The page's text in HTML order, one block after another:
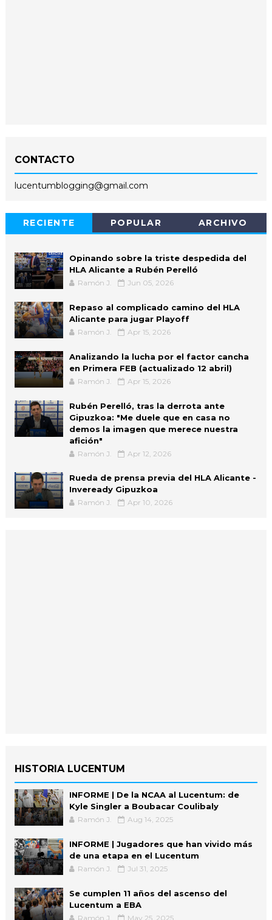
CONTACTO
lucentumblogging@gmail.com
RECIENTE POPULAR ARCHIVO
Opinando sobre la triste despedida del
HLA Alicante a Rubén Perelló
Ramón J. Jun 05, 2026
Repaso al complicado camino del HLA
Alicante para jugar Playoff
Ramón J. Apr 15, 2026
Analizando la lucha por el factor cancha
en Primera FEB (actualizado 12 abril)
Ramón J. Apr 15, 2026
Rubén Perelló, tras la derrota ante
Gipuzkoa: "Me duele que en casa no
demos la imagen que merece nuestra
afición"
Ramón J. Apr 12, 2026
Rueda de prensa previa del HLA Alicante -
Inveready Gipuzkoa
Ramón J. Apr 10, 2026
HISTORIA LUCENTUM
INFORME | De la NCAA al Lucentum: de
Kyle Singler a Boubacar Coulibaly
Ramón J. Aug 14, 2025
INFORME | Jugadores que han vivido más
de una etapa en el Lucentum
Ramón J. Jul 31, 2025
Se cumplen 11 años del ascenso del
Lucentum a EBA
Ramón J. May 25, 2025